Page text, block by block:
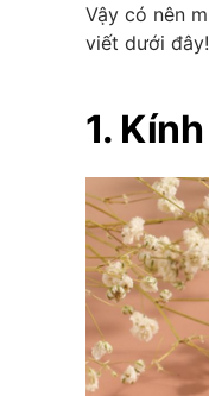
Vậy có nên
viết dưới đây!
1.